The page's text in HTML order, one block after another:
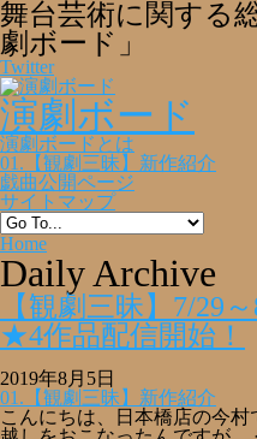
舞台芸術に関する
劇ボード」
Twitter
演劇ボード
演劇ボードとは
01.【観劇三昧】新作紹介
戯曲公開ページ
サイトマップ
Home
Daily Archive
【観劇三昧】7/29
★4作品配信開始！
2019年8月5日
01.【観劇三昧】新作紹介
こんにちは、日本橋店の今